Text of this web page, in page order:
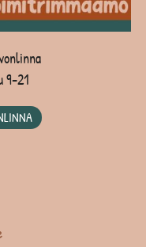
9-21